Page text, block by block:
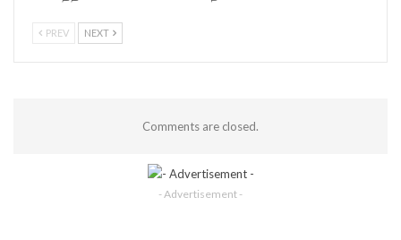
PREV NEXT
Comments are closed.
- Advertisement -